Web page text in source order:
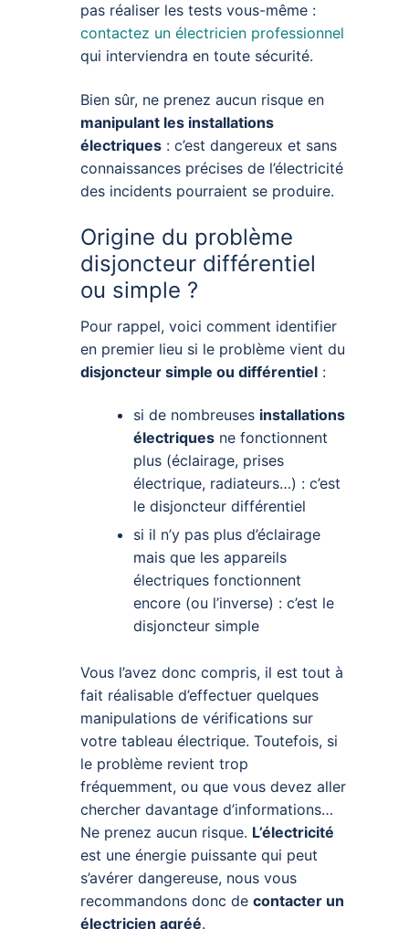
pas réaliser les tests vous-même :
contactez un électricien professionnel
qui interviendra en toute sécurité.
Bien sûr, ne prenez aucun risque en
manipulant les installations
électriques : c’est dangereux et sans
connaissances précises de l’électricité
des incidents pourraient se produire.
Origine du problème
disjoncteur différentiel
ou simple ?
Pour rappel, voici comment identifier
en premier lieu si le problème vient du
disjoncteur simple ou différentiel :
si de nombreuses installations
électriques ne fonctionnent
plus (éclairage, prises
électrique, radiateurs…) : c’est
le disjoncteur différentiel
si il n’y pas plus d’éclairage
mais que les appareils
électriques fonctionnent
encore (ou l’inverse) : c’est le
disjoncteur simple
Vous l’avez donc compris, il est tout à
fait réalisable d’effectuer quelques
manipulations de vérifications sur
votre tableau électrique. Toutefois, si
le problème revient trop
fréquemment, ou que vous devez aller
chercher davantage d’informations…
Ne prenez aucun risque. L’électricité
est une énergie puissante qui peut
s’avérer dangereuse, nous vous
recommandons donc decontacter un
électricien agréé.